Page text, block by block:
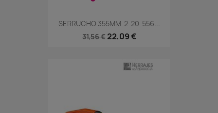
SERRUCHO 355MM-2-20-556...
31,56 € 22,09 €